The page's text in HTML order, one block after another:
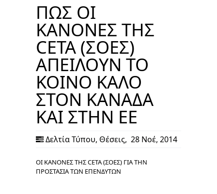
ΠΩΣ ΟΙ
ΚΑΝΟΝΕΣ ΤΗΣ
CETA (ΣΟΕΣ)
ΑΠΕΙΛΟΥΝ ΤΟ
ΚΟΙΝΟ ΚΑΛΟ
ΣΤΟΝ ΚΑΝΑΔΑ
ΚΑΙ ΣΤΗΝ ΕΕ
Δελτία Τύπου, Θέσεις, 28 Νοέ, 2014
ΟΙ ΚΑΝΟΝΕΣ ΤΗΣ CETA (ΣΟΕΣ) ΓΙΑ ΤΗΝ
ΠΡΟΣΤΑΣΙΑ ΤΩΝ ΕΠΕΝΔΥΤΩΝ